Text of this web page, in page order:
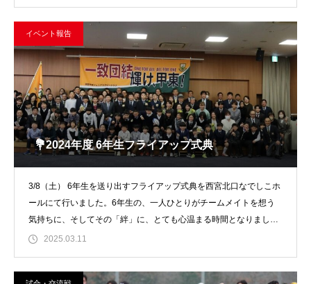
イベント報告
💐2024年度 6年生フライアップ式典
3/8（土） 6年生を送り出すフライアップ式典を西宮北口なでしこホ
ールにて行いました。6年生の、一人ひとりがチームメイトを想う
気持ちに、そしてその「絆」に、とても心温まる時間となりまし
た。2025.03.11